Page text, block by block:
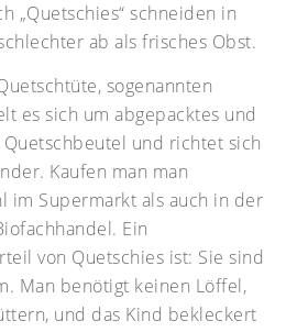
„Quetschies“ schneiden in
ab als frisches Obst.
sogenannten
es sich um abgepacktes und
und richtet sich
Kaufen man man
im Supermarkt als auch in der
Ein
von Quetschies ist: Sie sind
Man benötigt keinen Löffel,
und das Kind bekleckert